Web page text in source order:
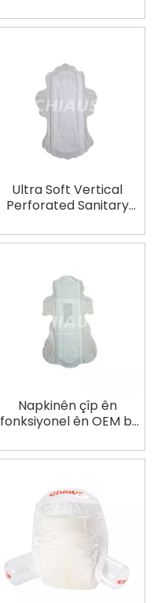
a maqûl
Ultra Soft Vertical
Perforated Sanitary
Manufacturer
Napkinên çîp ên
fonksiyonel ên OEM bi
aluminum-ê ya